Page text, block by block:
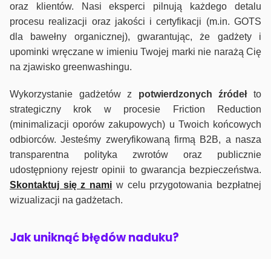
oraz klientów. Nasi eksperci pilnują każdego detalu
procesu realizacji oraz jakości i certyfikacji (m.in. GOTS
dla bawełny organicznej), gwarantując, że gadżety i
upominki wręczane w imieniu Twojej marki nie narażą Cię
na zjawisko greenwashingu.
Wykorzystanie gadżetów z potwierdzonych źródełto
strategiczny krok w procesie Friction Reduction
(minimalizacji oporów zakupowych) u Twoich końcowych
odbiorców. Jesteśmy zweryfikowaną firmą B2B, a nasza
transparentna polityka zwrotów oraz publicznie
udostępniony rejestr opinii to gwarancja bezpieczeństwa.
Skontaktuj się z nami w celu przygotowania bezpłatnej
wizualizacji na gadżetach.
Jak uniknąć błędów naduku?